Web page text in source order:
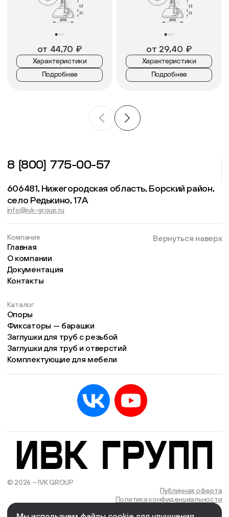
от 44,70 ₽
Характеристики
Подробнее
от 29,40 ₽
Характеристики
Подробнее
8 (800) 775-00-57
606481, Нижегородская область, Борский район,
село Редькино, 17А
info@ivk-group.ru
Компания
Главная
О компании
Документация
Контакты
Каталог
Опоры
Фиксаторы — барашки
Заглушки для труб с резьбой
Заглушки для труб и отверстий
Комплектующие для мебели
Вернуться наверх
© 2026 – IVK GROUP
Публичная оферта
Политика конфиденциальности
Есть учётная запись? Войти